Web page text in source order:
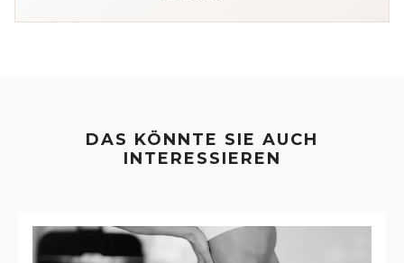
DAS KÖNNTE SIE AUCH
INTERESSIEREN